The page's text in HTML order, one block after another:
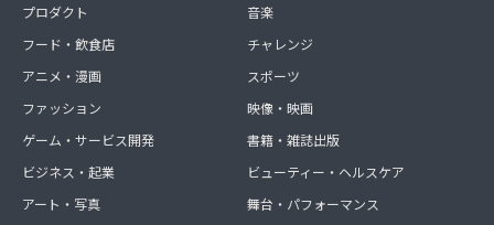
プロダクト
フード・飲食店
アニメ・漫画
ファッション
ゲーム・サービス開発
ビジネス・起業
アート・写真
音楽
チャレンジ
スポーツ
映像・映画
書籍・雑誌出版
ビューティー・ヘルスケア
舞台・パフォーマンス